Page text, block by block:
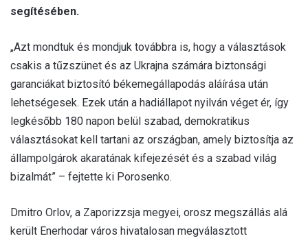
segítésében.
„Azt mondtuk és mondjuk továbbra is, hogy a választások
csakis a tűzszünet és az Ukrajna számára biztonsági
garanciákat biztosító békemegállapodás aláírása után
lehetségesek. Ezek után a hadiállapot nyilván véget ér, így
legkésőbb 180 napon belül szabad, demokratikus
választásokat kell tartani az országban, amely biztosítja az
állampolgárok akaratának kifejezését és a szabad világ
bizalmát” – fejtette ki Porosenko.
Dmitro Orlov, a Zaporizzsja megyei, orosz megszállás alá
került Enerhodar város hivatalosan megválasztott